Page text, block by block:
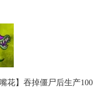
花】吞掉僵尸后生产100